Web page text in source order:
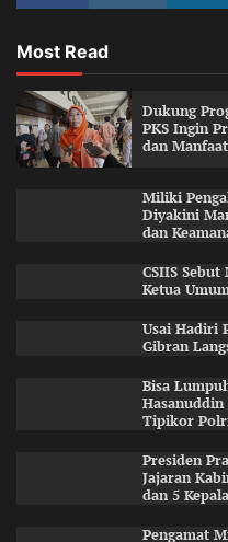
Most Read
Dukung
PKS Ingin
dan
Miliki
Diyakini
dan
CSIIS
Ketua
Usai Hadiri
Gibran
Bisa
Tipikor
Presiden
Jajaran
dan 5
Pengamat